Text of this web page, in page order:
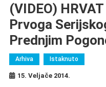
(VIDEO)
Prvoga
Prednjim
Arhiva Istaknuto
15. Veljače 2014.